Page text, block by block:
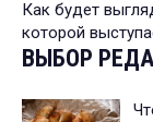
Как будет
которой
ВЫБОР